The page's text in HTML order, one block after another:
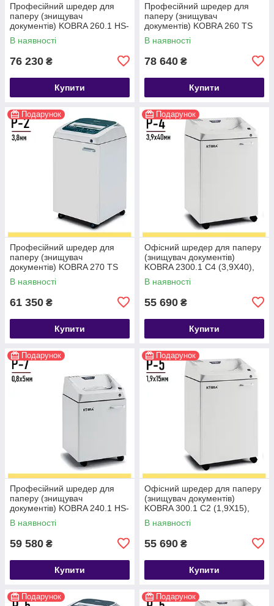
Професійний шредер для
паперу (знищувач
документів) KOBRA 260.1 HS-
6 (0,8X5), перехрестна
нарізка Р-7
В наявності
76 230 ₴
Купити
Професійний шредер для
паперу (знищувач
документів) KOBRA 260 TS
HS+CD 80л, перехрестна
нарізка Р-6
В наявності
78 640 ₴
Купити
Подарунок
Професійний шредер для
паперу (знищувач
документів) KOBRA 270 TS
S4 (3,8), поздовжнє різання
Р-2
В наявності
61 350 ₴
Купити
Подарунок
Офісний шредер для паперу
(знищувач документів)
KOBRA 2300.1 C4 (3,9X40),
перехресна нарізка Р-4
В наявності
55 690 ₴
Купити
Подарунок
Професійний шредер для
паперу (знищувач
документів) KOBRA 240.1 HS-
6 (0,8X5), перехрестна
нарізка Р-7
В наявності
59 580 ₴
Купити
Подарунок
Офісний шредер для паперу
(знищувач документів)
KOBRA 300.1 C2 (1,9X15),
перехресна нарізка Р5
В наявності
55 690 ₴
Купити
Подарунок Подарунок